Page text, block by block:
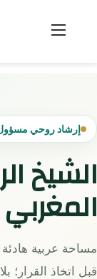
إرشاد روحي
الشيخ
المغربي
مساحة عربية هادئة
قبل اتخاذ القرار؛